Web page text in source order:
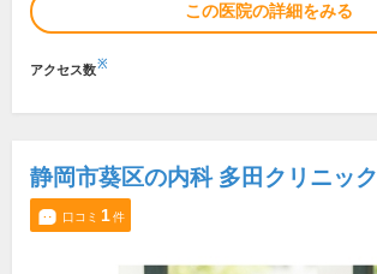
この医院の詳細をみる
アクセス数※
静岡市葵区の内科 多田クリニック
口コミ 1件